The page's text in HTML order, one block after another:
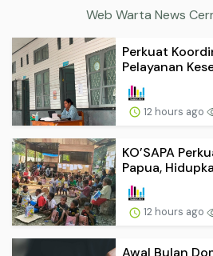
Web Warta News
Perkuat
Pelayanan
12 hours ago
KO’SAPA
Papua,
12 hours ago